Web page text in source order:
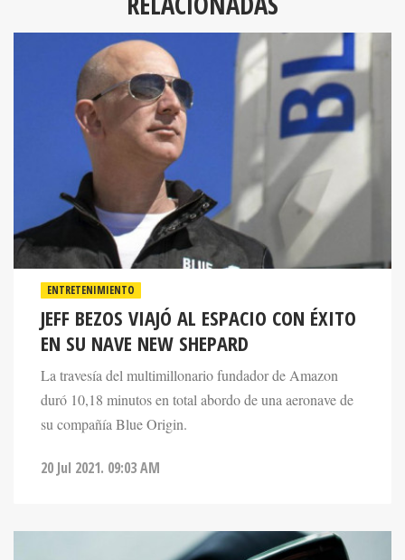
ENTRETENIMIENTO
JEFF BEZOS VIAJÓ AL ESPACIO CON ÉXITO
EN SU NAVE NEW SHEPARD
La travesía del multimillonario fundador de Amazon
duró 10,18 minutos en total abordo de una aeronave de
su compañía Blue Origin.
20 Jul 2021. 09:03 AM